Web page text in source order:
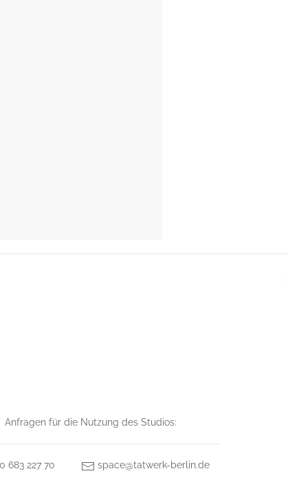
Anfragen für die Nutzung des Studios:
683 227 70 space@tatwerk-berlin.de